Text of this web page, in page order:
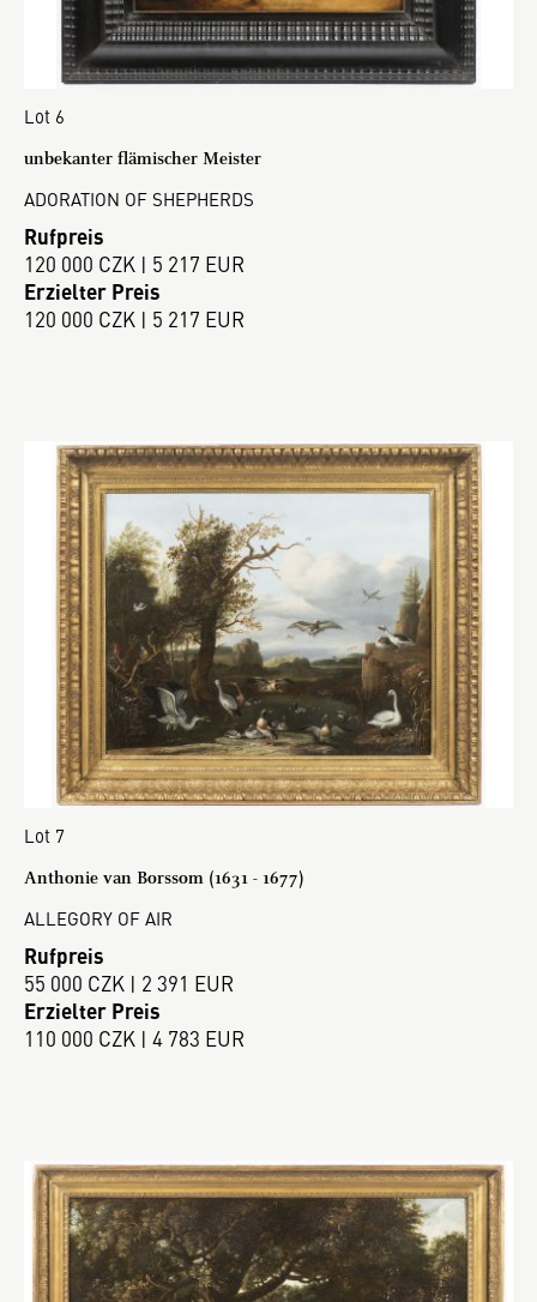
Lot 6
unbekanter flämischer Meister
ADORATION OF SHEPHERDS
Rufpreis
120 000 CZK | 5 217 EUR
Erzielter Preis
120 000 CZK | 5 217 EUR
Lot 7
Anthonie van Borssom (1631 - 1677)
ALLEGORY OF AIR
Rufpreis
55 000 CZK | 2 391 EUR
Erzielter Preis
110 000 CZK | 4 783 EUR